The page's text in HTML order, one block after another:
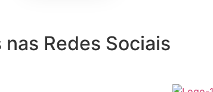
Redes Sociais